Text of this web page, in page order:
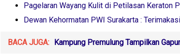
Pagelaran Wayang Kulit di Petilasan Keraton
Dewan Kehormatan PWI Surakarta :
BACA JUGA: Kampung Premulung Tampilkan